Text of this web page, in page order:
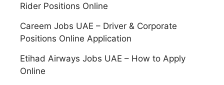
Rider Positions Online
Careem Jobs UAE – Driver & Corporate
Positions Online Application
Etihad Airways Jobs UAE – How to Apply
Online